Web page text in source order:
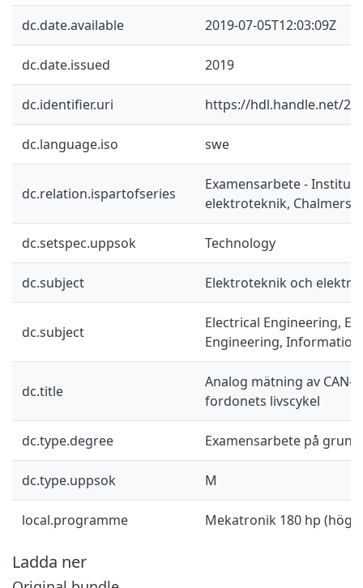
dc.date.available 2019-07-05T12:03:09Z
dc.date.issued 2019
dc.identifier.uri https://hdl.handle.net/
dc.language.iso swe
dc.relation.ispartofseries
Examensarbete -
elektroteknik, Chalmers
dc.setspec.uppsok Technology
dc.subject Elektroteknik och
dc.subject
Electrical Engineering,
Engineering,
dc.title
Analog mätning av CAN-
fordonets livscykel
dc.type.degree Examensarbete på
dc.type.uppsok M
local.programme Mekatronik 180 hp
Ladda ner